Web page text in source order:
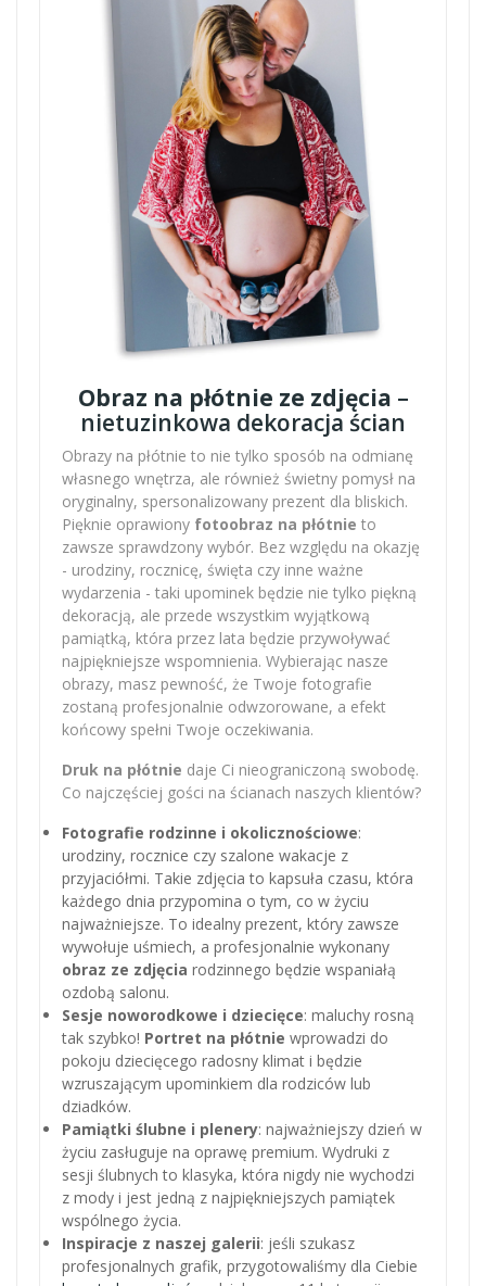
Obraz na płótnie ze zdjęcia –
nietuzinkowa dekoracja ścian
Obrazy na płótnie to nie tylko sposób na odmianę
własnego wnętrza, ale również świetny pomysł na
oryginalny, spersonalizowany prezent dla bliskich.
Pięknie oprawiony fotoobraz na płótnie to
zawsze sprawdzony wybór. Bez względu na okazję
- urodziny, rocznicę, święta czy inne ważne
wydarzenia - taki upominek będzie nie tylko piękną
dekoracją, ale przede wszystkim wyjątkową
pamiątką, która przez lata będzie przywoływać
najpiękniejsze wspomnienia. Wybierając nasze
obrazy, masz pewność, że Twoje fotografie
zostaną profesjonalnie odwzorowane, a efekt
końcowy spełni Twoje oczekiwania.
Druk na płótnie daje Ci nieograniczoną swobodę.
Co najczęściej gości na ścianach naszych klientów?
Fotografie rodzinne i okolicznościowe:
urodziny, rocznice czy szalone wakacje z
przyjaciółmi. Takie zdjęcia to kapsuła czasu, która
każdego dnia przypomina o tym, co w życiu
najważniejsze. To idealny prezent, który zawsze
wywołuje uśmiech, a profesjonalnie wykonany
obraz ze zdjęcia rodzinnego będzie wspaniałą
ozdobą salonu.
Sesje noworodkowe i dziecięce: maluchy rosną
tak szybko! Portret na płótnie wprowadzi do
pokoju dziecięcego radosny klimat i będzie
wzruszającym upominkiem dla rodziców lub
dziadków.
Pamiątki ślubne i plenery: najważniejszy dzień w
życiu zasługuje na oprawę premium. Wydruki z
sesji ślubnych to klasyka, która nigdy nie wychodzi
z mody i jest jedną z najpiękniejszych pamiątek
wspólnego życia.
Inspiracje z naszej galerii: jeśli szukasz
profesjonalnych grafik, przygotowaliśmy dla Ciebie